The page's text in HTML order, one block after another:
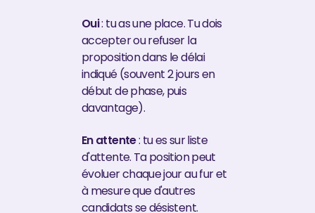
Oui: tu as une place. Tu dois
accepter ou refuser la
proposition dans le délai
indiqué (souvent 2 jours en
début de phase, puis
davantage).
En attente: tu es sur liste
d'attente. Ta position peut
évoluer chaque jour au fur et
à mesure que d'autres
candidats se désistent.